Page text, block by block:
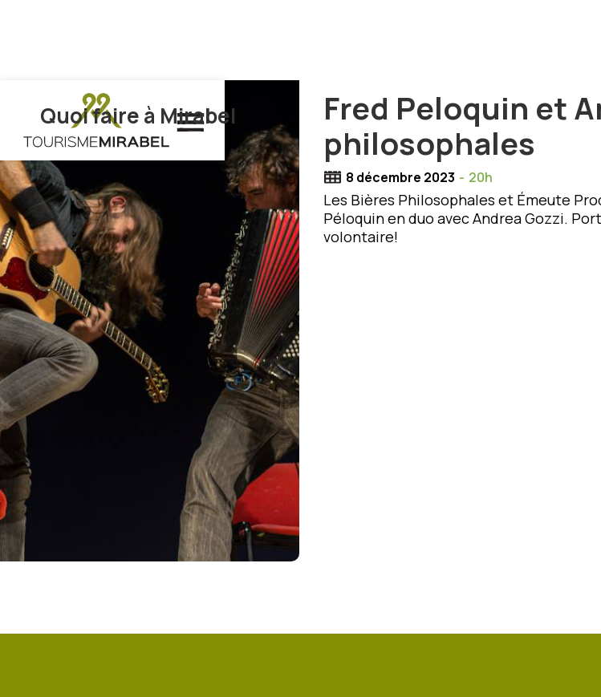
Quoi faire à Mirabel
Fred Peloquin et
philosophales
8 décembre 2023 - 20h
Les Bières Philosophales et Émeute
Péloquin en duo avec Andrea Gozzi.
volontaire!